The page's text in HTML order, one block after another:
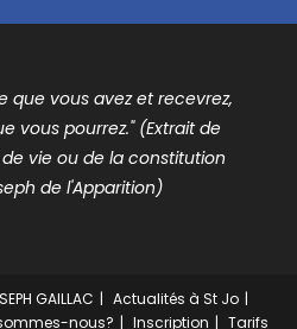
que vous avez et recevrez,
vous pourrez." (Extrait de
vie ou de la constitution
de l'Apparition)
GAILLAC
Actualités à St Jo
nous? Inscription Tarifs